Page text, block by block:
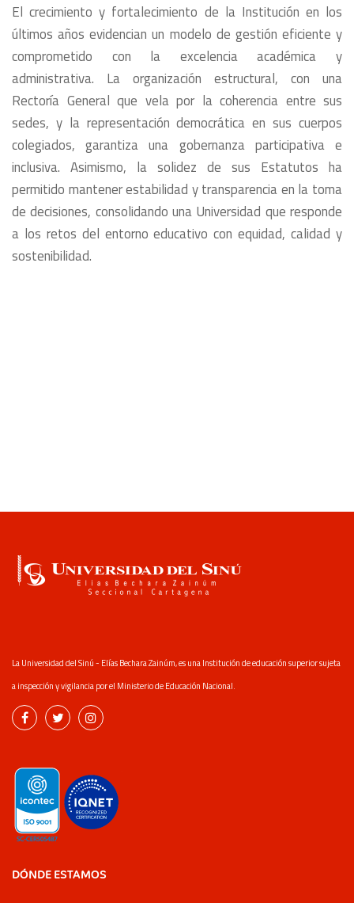
El crecimiento y fortalecimiento de la Institución en los
últimos años evidencian un modelo de gestión eficiente y
comprometido con la excelencia académica y
administrativa. La organización estructural, con una
Rectoría General que vela por la coherencia entre sus
sedes, y la representación democrática en sus cuerpos
colegiados, garantiza una gobernanza participativa e
inclusiva. Asimismo, la solidez de sus Estatutos ha
permitido mantener estabilidad y transparencia en la toma
de decisiones, consolidando una Universidad que responde
a los retos del entorno educativo con equidad, calidad y
sostenibilidad.
La Universidad del Sinú - Elías Bechara Zainúm, es una Institución de educación superior sujeta
a inspección y vigilancia por el Ministerio de Educación Nacional.
DÓNDE ESTAMOS